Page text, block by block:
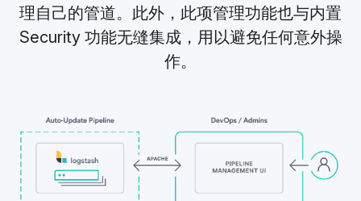
理自己的管道。此外，此项管理功能也与内置
Security 功能无缝集成，用以避免任何意外操
作。